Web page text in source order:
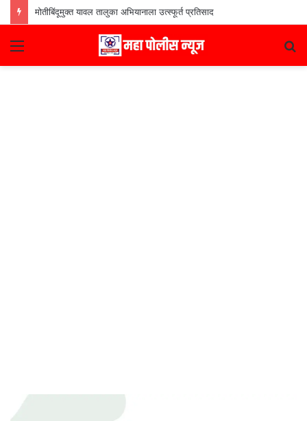
मोतीबिंदूमुक्त यावल तालुका अभियानाला उत्स्फूर्त प्रतिसाद
Menu